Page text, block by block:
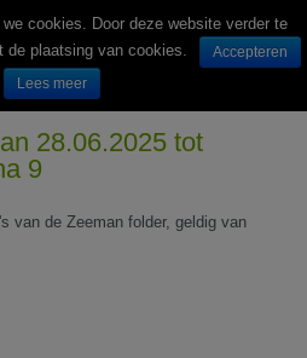
supermarkten en winkels
28.06.2025 tot
9
van de Zeeman folder, geldig van
cookies. Door deze website verder te
de plaatsing van cookies.
Accepteren
Lees meer